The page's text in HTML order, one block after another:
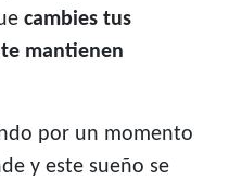
cambies tus
mantienen
por un momento
y este sueño se